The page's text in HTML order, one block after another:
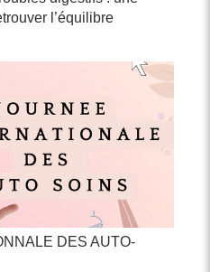
l’équilibre
DES AUTO-